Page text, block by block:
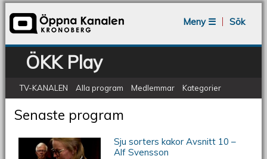
Meny ☰
Sök
ÖKK Play
TV-KANALEN Alla program Medlemmar Kategorier
Senaste program
Sju sorters kakor Avsnitt 10 –
Alf Svensson